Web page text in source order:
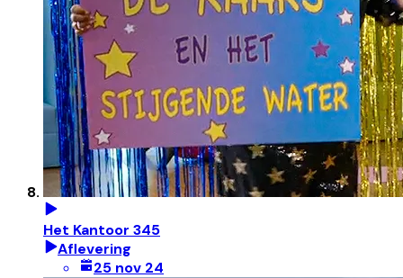
Het Kantoor 345
Aflevering
25 nov 24